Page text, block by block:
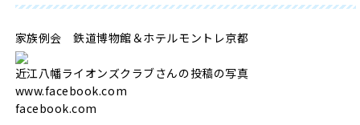
家族例会 鉄道博物館＆ホテルモントレ京都
近江八幡ライオンズクラブさんの投稿の写真
www.facebook.com
facebook.com